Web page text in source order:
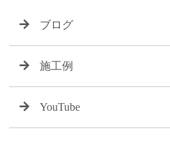
ブログ
施工例
YouTube